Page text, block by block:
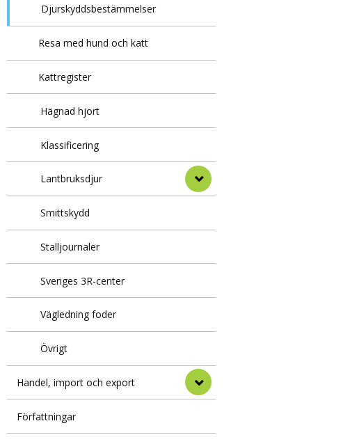
Djurskyddsbestämmelser
Resa med hund och katt
Kattregister
Hägnad hjort
Klassificering
Lantbruksdjur
Smittskydd
Stalljournaler
Sveriges 3R-center
Vägledning foder
Övrigt
Handel, import och export
Författningar